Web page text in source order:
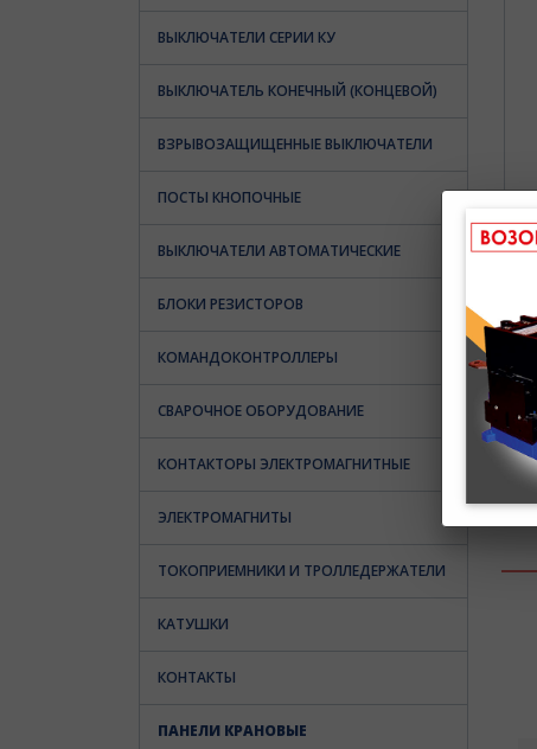
ВЫКЛЮЧАТЕЛИ СЕРИИ КУ
ВЫКЛЮЧАТЕЛЬ КОНЕЧНЫЙ (КОНЦЕВОЙ)
ВЗРЫВОЗАЩИЩЕННЫЕ ВЫКЛЮЧАТЕЛИ
ПОСТЫ КНОПОЧНЫЕ
ВЫКЛЮЧАТЕЛИ АВТОМАТИЧЕСКИЕ
БЛОКИ РЕЗИСТОРОВ
КОМАНДОКОНТРОЛЛЕРЫ
СВАРОЧНОЕ ОБОРУДОВАНИЕ
КОНТАКТОРЫ ЭЛЕКТРОМАГНИТНЫЕ
ЭЛЕКТРОМАГНИТЫ
ТОКОПРИЕМНИКИ И ТРОЛЛЕДЕРЖАТЕЛИ
КАТУШКИ
КОНТАКТЫ
ПАНЕЛИ КРАНОВЫЕ